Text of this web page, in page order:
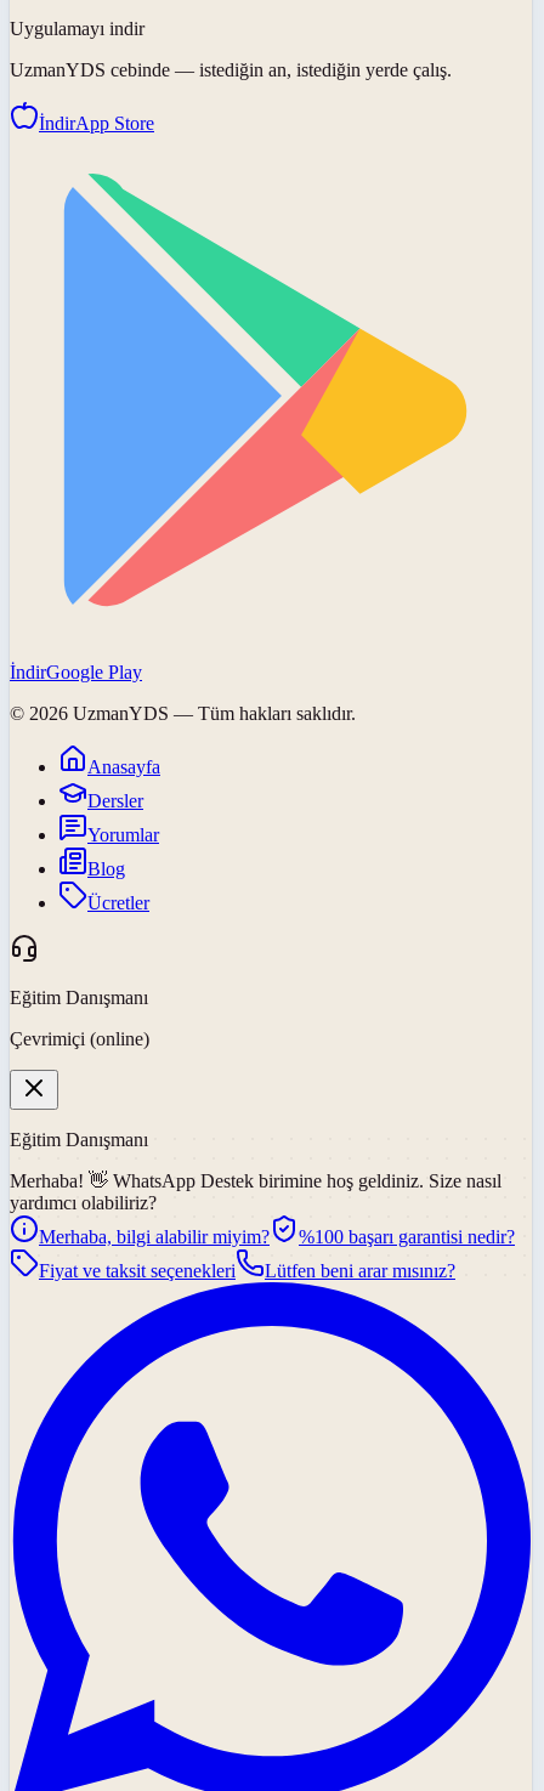
Uygulamayı indir
UzmanYDS cebinde — istediğin an, istediğin yerde çalış.
İndirApp Store
İndirGoogle Play
© 2026 UzmanYDS — Tüm hakları saklıdır.
Anasayfa
Dersler
Yorumlar
Blog
Ücretler
Eğitim Danışmanı
Çevrimiçi (online)
Eğitim Danışmanı
Merhaba! 👋 WhatsApp Destek birimine hoş geldiniz. Size nasıl
yardımcı olabiliriz?
Merhaba, bilgi alabilir miyim?
%100 başarı garantisi nedir?
Fiyat ve taksit seçenekleri
Lütfen beni arar mısınız?